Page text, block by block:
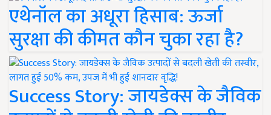
एथेनॉल का अधूरा हिसाब: ऊर्जा
सुरक्षा की कीमत कौन चुका रहा है?
Success Story: जायडेक्स के जैविक